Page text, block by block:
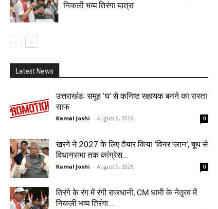
निकली भव्य तिरंगा यात्रा
Latest News
उत्तराखंडः समूह ‘घ’ से कनिष्ठ सहायक बनने का रास्ता
साफ
Kamal Joshi - August 9, 2026 0
खरगे ने 2027 के लिए तैयार किया ‘विनर प्लान’, बूथ से
विधानसभा तक कांग्रेस...
Kamal Joshi - August 9, 2026 0
तिरंगे के रंग में रंगी राजधानी, CM धामी के नेतृत्व में
निकली भव्य तिरंगा...